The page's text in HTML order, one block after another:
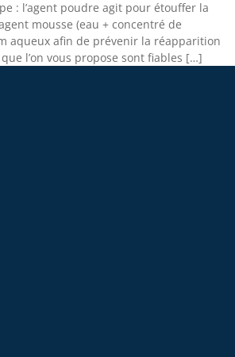
: l’agent poudre agit pour étouffer la
mousse (eau + concentré de
aqueux afin de prévenir la réapparition
l’on vous propose sont fiables […]